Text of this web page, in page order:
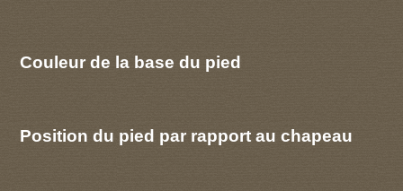
Couleur de la base du pied
Position du pied par rapport au chapeau